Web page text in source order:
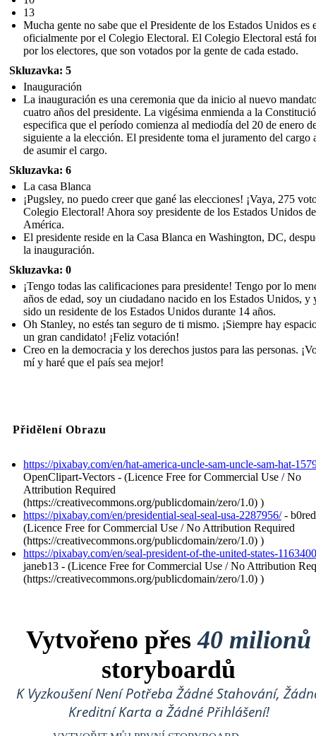
13
Mucha gente no sabe que el Presidente de los Estados Unidos es
oficialmente por el Colegio Electoral. El Colegio Electoral está
por los electores, que son votados por la gente de cada estado.
Skluzavka: 5
Inauguración
La inauguración es una ceremonia que da inicio al nuevo
cuatro años del presidente. La vigésima enmienda a la
especifica que el período comienza al mediodía del 20 de enero
siguiente a la elección. El presidente toma el juramento del cargo
de asumir el cargo.
Skluzavka: 6
La casa Blanca
¡Pugsley, no puedo creer que gané las elecciones! ¡Vaya, 275
Colegio Electoral! Ahora soy presidente de los Estados Unidos de
América.
El presidente reside en la Casa Blanca en Washington, DC,
la inauguración.
Skluzavka: 0
¡Tengo todas las calificaciones para presidente! Tengo por lo
años de edad, soy un ciudadano nacido en los Estados Unidos, y
sido un residente de los Estados Unidos durante 14 años.
Oh Stanley, no estés tan seguro de ti mismo. ¡Siempre hay
un gran candidato! ¡Feliz votación!
Creo en la democracia y los derechos justos para las personas.
mí y haré que el país sea mejor!
Přidělení Obrazu
https://pixabay.com/en/hat-america-uncle-sam-uncle-sam-hat-
OpenClipart-Vectors - (Licence Free for Commercial Use / No
Attribution Required
(https://creativecommons.org/publicdomain/zero/1.0) )
https://pixabay.com/en/presidential-seal-seal-usa-2287956/-
(Licence Free for Commercial Use / No Attribution Required
(https://creativecommons.org/publicdomain/zero/1.0) )
https://pixabay.com/en/seal-president-of-the-united-states-
janeb13 - (Licence Free for Commercial Use / No Attribution
(https://creativecommons.org/publicdomain/zero/1.0) )
Vytvořeno přes40 milionů
storyboardů
K Vyzkoušení Není Potřeba Žádné Stahování,
Kreditní Karta a Žádné Přihlášení!